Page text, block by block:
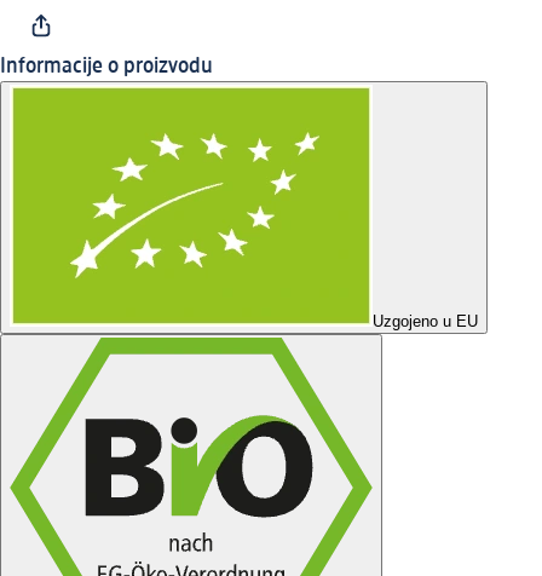
Informacije o proizvodu
Uzgojeno u EU